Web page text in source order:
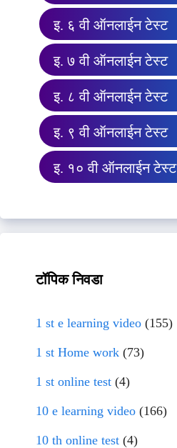
इ. ६ वी ऑनलाईन टेस्ट
इ. ७ वी ऑनलाईन टेस्ट
इ. ८ वी ऑनलाईन टेस्ट
इ. ९ वी ऑनलाईन टेस्ट
इ. १० वी ऑनलाईन टेस्ट
टॉपिक निवडा
1 st e learning video (155)
1 st Home work (73)
1 st online test (4)
10 e learning video (166)
10 th online test (4)